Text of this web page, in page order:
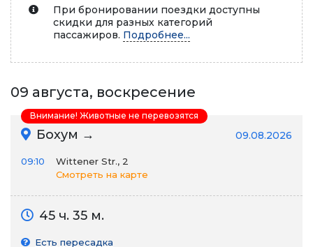
При бронировании поездки доступны
скидки для разных категорий
пассажиров. Подробнее...
09 августа, воскресение
Бохум → 09.08.2026
09:10
Wittener Str., 2
Смотреть на карте
45 ч. 35 м.
Есть пересадка
Внимание! Животные не перевозятся